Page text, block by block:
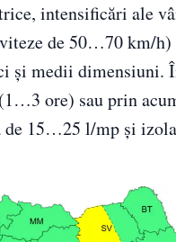
intensificări ale
de 50…70 km/h)
și medii dimensiuni.
ore) sau prin
de 15…25 l/mp și